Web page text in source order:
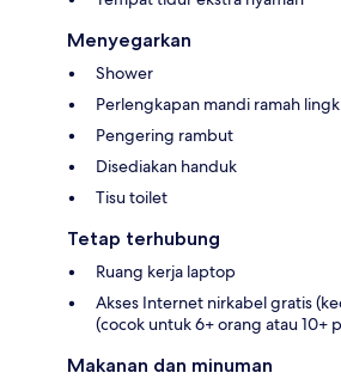
Menyegarkan
Shower
Perlengkapan mandi ramah
Pengering rambut
Disediakan handuk
Tisu toilet
Tetap terhubung
Ruang kerja laptop
Akses Internet nirkabel gratis
(cocok untuk 6+ orang atau 10+
Makanan dan minuman